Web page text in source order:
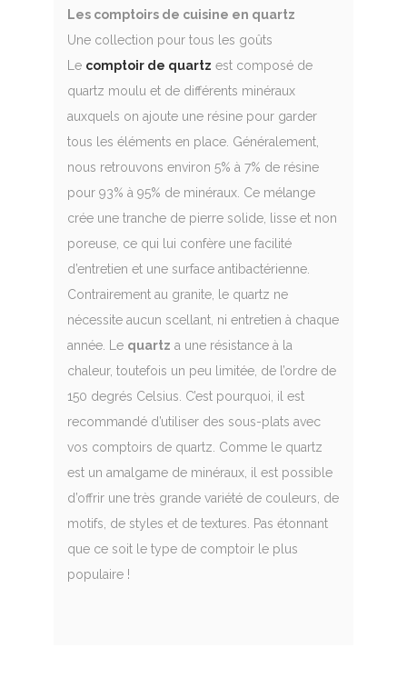
Les comptoirs de cuisine en quartz
Une collection pour tous les goûts
Le comptoir de quartz est composé de
quartz moulu et de différents minéraux
auxquels on ajoute une résine pour garder
tous les éléments en place. Généralement,
nous retrouvons environ 5% à 7% de résine
pour 93% à 95% de minéraux. Ce mélange
crée une tranche de pierre solide, lisse et non
poreuse, ce qui lui confère une facilité
d’entretien et une surface antibactérienne.
Contrairement au granite, le quartz ne
nécessite aucun scellant, ni entretien à chaque
année. Le quartz a une résistance à la
chaleur, toutefois un peu limitée, de l’ordre de
150 degrés Celsius. C’est pourquoi, il est
recommandé d’utiliser des sous-plats avec
vos comptoirs de quartz. Comme le quartz
est un amalgame de minéraux, il est possible
d’offrir une très grande variété de couleurs, de
motifs, de styles et de textures. Pas étonnant
que ce soit le type de comptoir le plus
populaire !